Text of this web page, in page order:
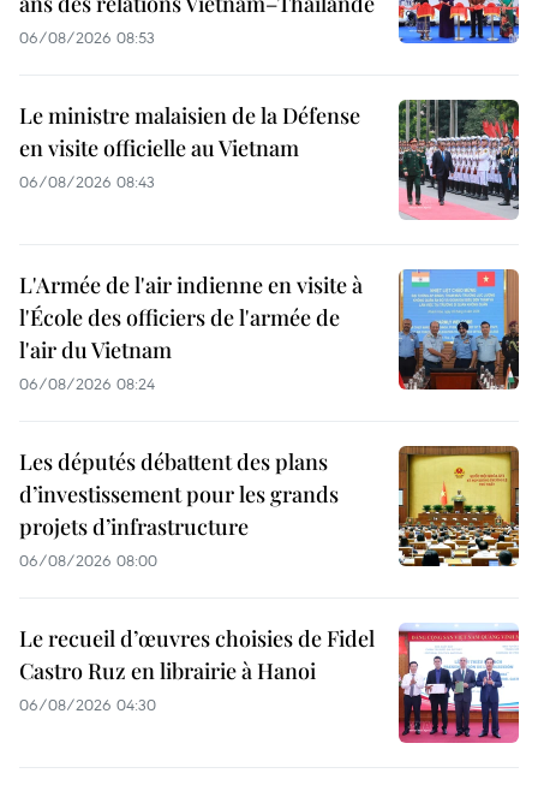
06/08/2026 08:53
Le ministre malaisien de la Défense
en visite officielle au Vietnam
06/08/2026 08:43
L'Armée de l'air indienne en visite à
l'École des officiers de l'armée de
l'air du Vietnam
06/08/2026 08:24
Les députés débattent des plans
d’investissement pour les grands
projets d’infrastructure
06/08/2026 08:00
Le recueil d’œuvres choisies de Fidel
Castro Ruz en librairie à Hanoi
06/08/2026 04:30